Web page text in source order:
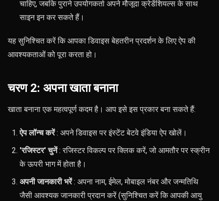
चाहिए, जबकि पुराने उपयोगकर्ता अपने मौजूदा क्रेडेंशियल्स के साथ
साइन इन कर सकते हैं।
यह सुनिश्चित करें कि आपका डिवाइस बेहतरीन प्रदर्शन के लिए ऐप की
आवश्यकताओं को पूरा करता हो।
चरण 2: अपना खाता बनाना
खाता बनाना एक महत्वपूर्ण कदम है। आप इसे इस प्रकार बना सकते हैं:
ऐप लॉन्च करें: अपने डिवाइस पर इंस्टेंट बेटवे इंडिया ऐप खोलें।
'रजिस्टर' चुनें: रजिस्टर विकल्प पर क्लिक करें, जो आमतौर पर स्क्रीन
के ऊपरी भाग में होता है।
अपनी जानकारी भरें: अपना नाम, ईमेल, मोबाइल नंबर और जन्मतिथि
जैसी आवश्यक जानकारी प्रदान करें (सुनिश्चित करें कि आपकी आयु